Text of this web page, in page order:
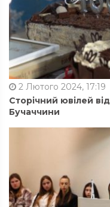
2 Лютого 2024, 17:19
Сторічний ювілей
Бучаччини